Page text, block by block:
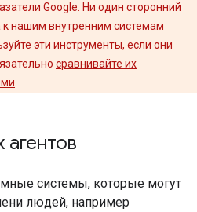
Google. Ни один сторонний
к нашим внутренним системам
эти инструменты, если они
сравнивайте их
системы, которые могут
людей, например